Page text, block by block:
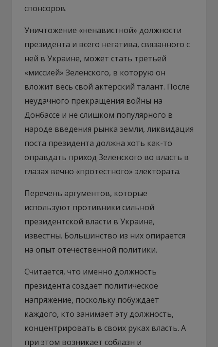
спонсоров.
Уничтожение «ненавистной» должности
президента и всего негатива, связанного с
ней в Украине, может стать третьей
«миссией» Зеленского, в которую он
вложит весь свой актерский талант. После
неудачного прекращения войны на
Донбассе и не слишком популярного в
народе введения рынка земли, ликвидация
поста президента должна хоть как-то
оправдать приход Зеленского во власть в
глазах вечно «протестного» электората.
Перечень аргументов, которые
используют противники сильной
президентской власти в Украине,
известны. Большинство из них опирается
на опыт отечественной политики.
Считается, что именно должность
президента создает политическое
напряжение, поскольку побуждает
каждого, кто занимает эту должность,
концентрировать в своих руках власть. А
при этом возникает соблазн и